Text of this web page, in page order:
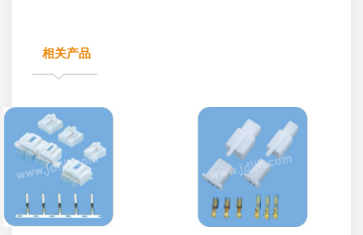
相关产品